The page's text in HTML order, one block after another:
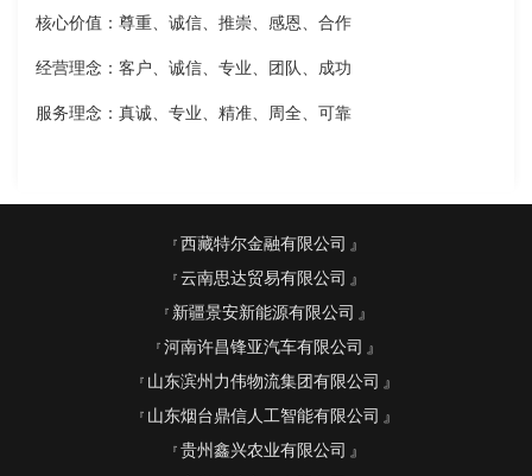
核心价值：尊重、诚信、推崇、感恩、合作
经营理念：客户、诚信、专业、团队、成功
服务理念：真诚、专业、精准、周全、可靠
西藏特尔金融有限公司
云南思达贸易有限公司
新疆景安新能源有限公司
河南许昌锋亚汽车有限公司
山东滨州力伟物流集团有限公司
山东烟台鼎信人工智能有限公司
贵州鑫兴农业有限公司